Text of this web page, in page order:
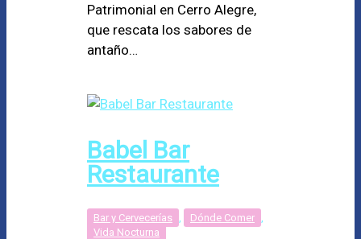
Patrimonial en Cerro Alegre,
que rescata los sabores de
antaño…
Babel Bar
Restaurante
Bar y Cervecerías Dónde Comer
Vida Nocturna